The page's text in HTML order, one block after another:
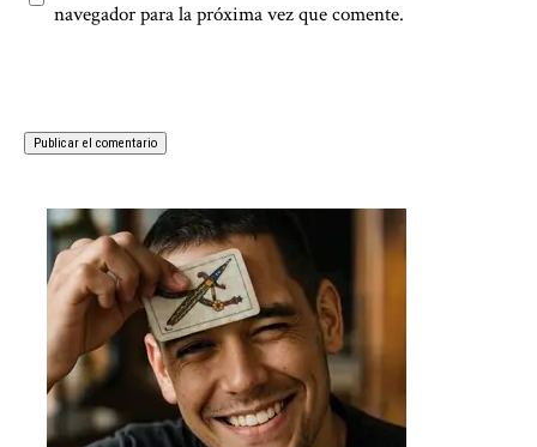
navegador para la próxima vez que comente.